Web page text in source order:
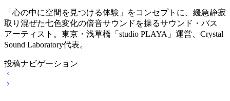
「心の中に空間を見つける体験」をコンセプトに、緩急静寂
取り混ぜた七色変化の倍音サウンドを操るサウンド・バス
アーティスト。東京・浅草橋「studio PLAYA」運営、Crystal
Sound Laboratory代表。
投稿ナビゲーション